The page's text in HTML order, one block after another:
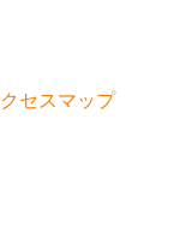
セスマップ